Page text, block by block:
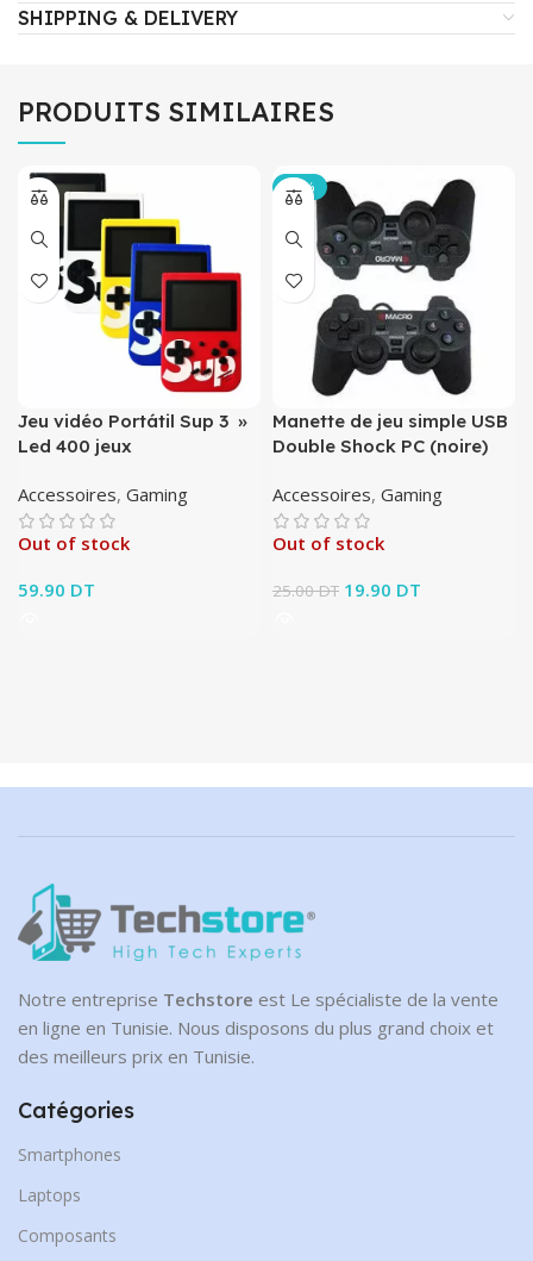
SHIPPING & DELIVERY
PRODUITS SIMILAIRES
Jeu vidéo Portátil Sup 3 »
Led 400 jeux
Accessoires, Gaming
Out of stock
59.90 DT
-20%
Manette de jeu simple USB
Double Shock PC (noire)
Accessoires, Gaming
Out of stock
25.00DT Le prix initial était :
19.90 DT
Notre entreprise Techstore est Le spécialiste de la vente
en ligne en Tunisie. Nous disposons du plus grand choix et
des meilleurs prix en Tunisie.
Catégories
Smartphones
Laptops
Composants